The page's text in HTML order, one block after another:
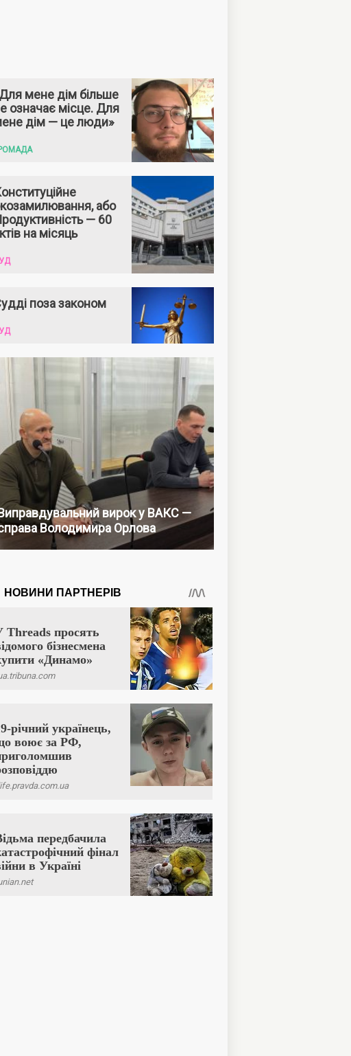
мене дім більше
означає місце. Для
дім — це люди»
або
— 60
на місяць
поза законом
вирок у ВАКС —
Володимира Орлова